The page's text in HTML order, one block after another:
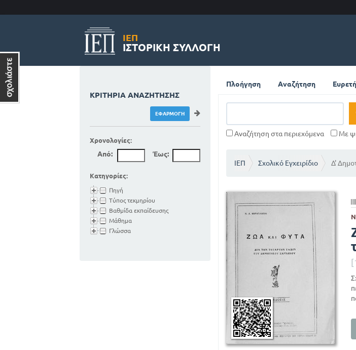
ΙΕΠ
ΙΣΤΟΡΙΚΉ ΣΥΛΛΟΓΉ
Πλοήγηση Αναζήτηση
Αναζήτηση στα περιεχόμενα Με
ΙΕΠ Σχολικό Εγχειρίδιο Δ'
ΚΡΙΤΉΡΙΑ ΑΝΑΖΉΤΗΣΗΣ
Χρονολογίες:
Από: Έως:
Κατηγορίες:
Πηγή
Τύπος τεκμηρίου
Βαθμίδα εκπαίδευσης
Μάθημα
Γλώσσα